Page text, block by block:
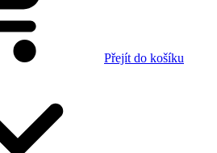
Přejít do košíku